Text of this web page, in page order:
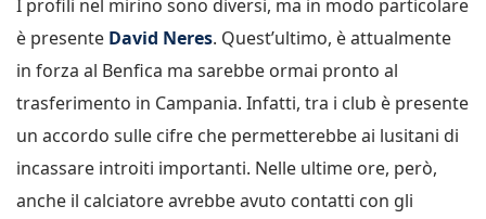
I profili nel mirino sono diversi, ma in modo particolare
è presente David Neres. Quest’ultimo, è attualmente
in forza al Benfica ma sarebbe ormai pronto al
trasferimento in Campania. Infatti, tra i club è presente
un accordo sulle cifre che permetterebbe ai lusitani di
incassare introiti importanti. Nelle ultime ore, però,
anche il calciatore avrebbe avuto contatti con gli